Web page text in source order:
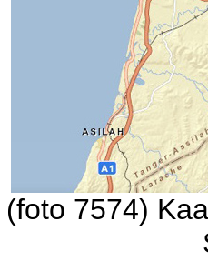
(foto 7574)